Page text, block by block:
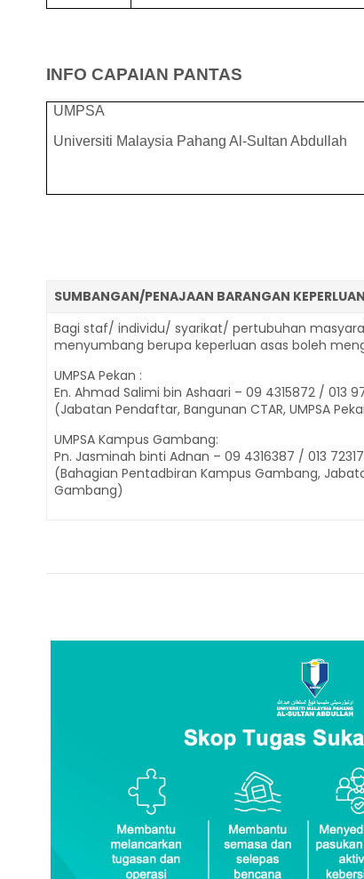
INFO CAPAIAN PANTAS
UMPSA
Universiti Malaysia Pahang Al-Sultan Abdullah
SUMBANGAN/PENAJAAN BARANGAN KEPERLUAN
Bagi staf/ individu/ syarikat/ pertubuhan
menyumbang berupa keperluan asas boleh
UMPSA Pekan :
En. Ahmad Salimi bin Ashaari – 09 4315872 / 013
(Jabatan Pendaftar, Bangunan CTAR, UMPSA
UMPSA Kampus Gambang:
Pn. Jasminah binti Adnan – 09 4316387 / 013
(Bahagian Pentadbiran Kampus Gambang,
Gambang)